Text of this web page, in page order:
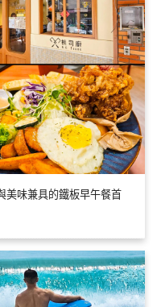
美味兼具的鐵板早午餐首